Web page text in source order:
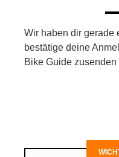
Wir haben dir gerade
bestätige deine
Bike Guide zusenden